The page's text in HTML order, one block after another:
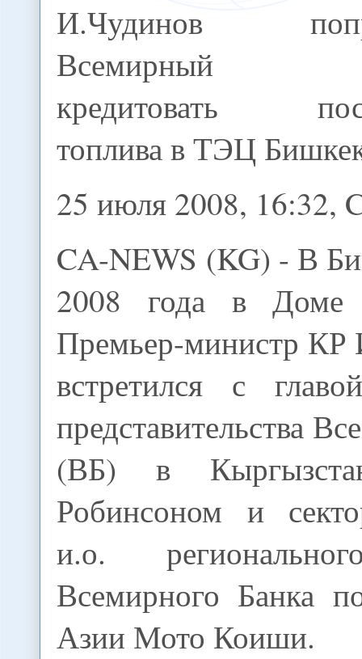
И.Чудинов
Всемирный
кредитовать
топлива в ТЭЦ
25 июля 2008, 16:32,
CA-NEWS (KG) - В
2008 года в Доме
Премьер-министр КР
встретился с
представительства
(ВБ) в
Робинсоном и
и.о.
Всемирного Банка
Азии Мото Коиши.